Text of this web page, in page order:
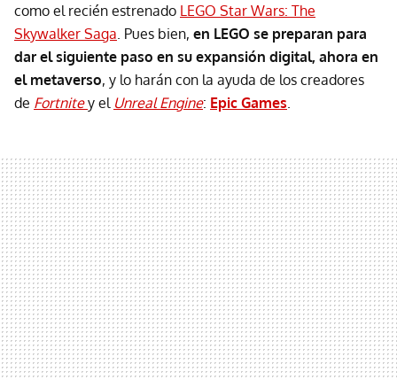
como el recién estrenado LEGO Star Wars: The
Skywalker Saga . Pues bien, en LEGO se preparan para
dar el siguiente paso en su expansión digital, ahora en
el metaverso, y lo harán con la ayuda de los creadores
de Fortnitey el Unreal Engine: Epic Games